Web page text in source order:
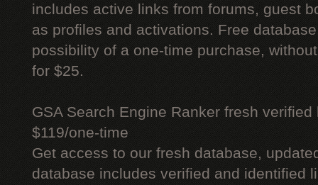
includes active links from forums, guest
as profiles and activations. Free
possibility of a one-time purchase,
for $25.
GSA Search Engine Ranker fresh verified
$119/one-time
Get access to our fresh database,
database includes verified and identified